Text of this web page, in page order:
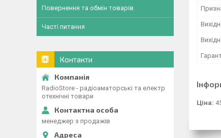
Ціна:
Повернення та обмін товарів
Часті питання
Контакти
RadioStore - радіоаматорські та електр
отехнічні товари
менеджер з продажів